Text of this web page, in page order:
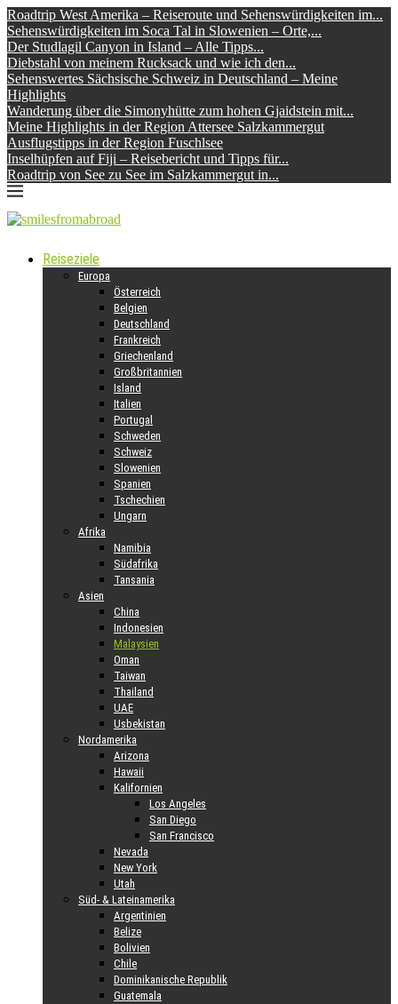
Roadtrip West Amerika – Reiseroute und Sehenswürdigkeiten im...
Sehenswürdigkeiten im Soca Tal in Slowenien – Orte,...
Der Studlagil Canyon in Island – Alle Tipps...
Diebstahl von meinem Rucksack und wie ich den...
Sehenswertes Sächsische Schweiz in Deutschland – Meine
Highlights
Wanderung über die Simonyhütte zum hohen Gjaidstein mit...
Meine Highlights in der Region Attersee Salzkammergut
Ausflugstipps in der Region Fuschlsee
Inselhüpfen auf Fiji – Reisebericht und Tipps für...
Roadtrip von See zu See im Salzkammergut in...
Reiseziele
Europa
Österreich
Belgien
Deutschland
Frankreich
Griechenland
Großbritannien
Island
Italien
Portugal
Schweden
Schweiz
Slowenien
Spanien
Tschechien
Ungarn
Afrika
Namibia
Südafrika
Tansania
Asien
China
Indonesien
Malaysien
Oman
Taiwan
Thailand
UAE
Usbekistan
Nordamerika
Arizona
Hawaii
Kalifornien
Los Angeles
San Diego
San Francisco
Nevada
New York
Utah
Süd- & Lateinamerika
Argentinien
Belize
Bolivien
Chile
Dominikanische Republik
Guatemala